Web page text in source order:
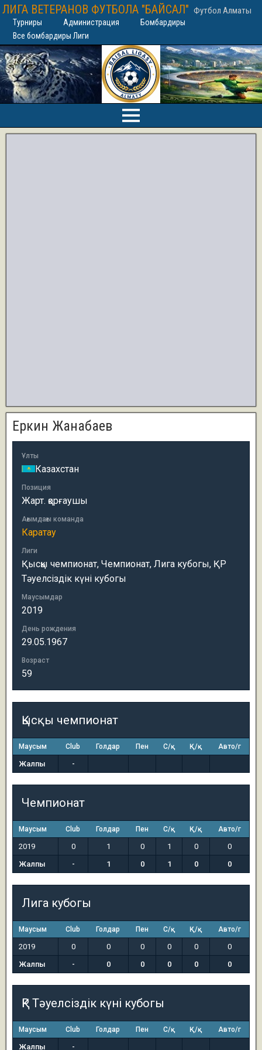
ЛИГА ВЕТЕРАНОВ ФУТБОЛА "БАЙСАЛ" Футбол Алматы
Турниры Администрация
Бомбардиры
Все бомбардиры Лиги
Еркин Жанабаев
Ұлты
Казахстан
Позиция
Жарт. қорғаушы
Ағымдағы команда
Каратау
Лиги
Қысқы чемпионат, Чемпионат, Лига кубогы, ҚР
Тәуелсіздік күні кубогы
Маусымдар
2019
День рождения
29.05.1967
Возраст
59
Қысқы чемпионат
Маусым Club Голдар Пен С/қ Қ/қ Авто/г
Жалпы -
Чемпионат
Маусым Club Голдар Пен С/қ Қ/қ Авто/г
2019 0 1 0 1 0
0
Жалпы
- 1 0 1 0 0
Лига кубогы
Маусым Club Голдар Пен С/қ Қ/қ Авто/г
2019 0 0 0 0 0
0
Жалпы
- 0 0 0 0 0
ҚР Тәуелсіздік күні кубогы
Маусым Club Голдар Пен С/қ Қ/қ Авто/г
Жалпы -